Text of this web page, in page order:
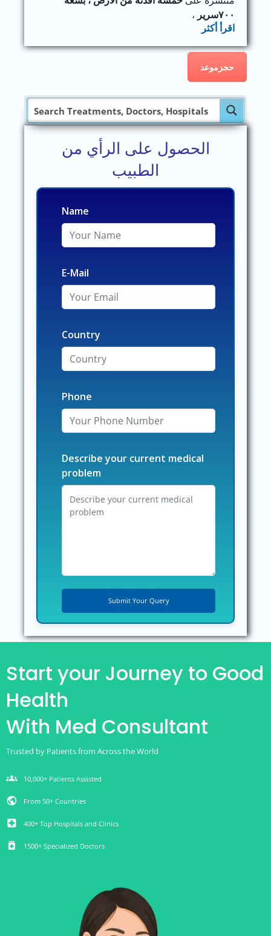
٧٠٠سرير
،
اقرأ أكثر
حجزموعد
الحصول على الرأي من
الطبيب
Name
E-Mail
Country
Phone
Describe your current medical
problem
Start your Journey to Good
Health
With Med Consultant
Trusted by Patients from Across the World
groups 10,000+ Patients Assisted
public From 50+ Countries
local_hospital 400+ Top Hospitals and Clinics
medication 1500+ Specialized Doctors